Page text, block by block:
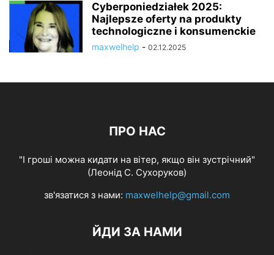
Cyberponiedziałek 2025:
Najlepsze oferty na produkty
technologiczne i konsumenckie
maxwelhelp - 02.12.2025
ПРО НАС
"І гроші можна кидати на вітер, якщо він зустрічний"
(Леонід С. Сухоруков)
зв'язатися з нами: maxwelhelp@gmail.com
ЙДИ ЗА НАМИ